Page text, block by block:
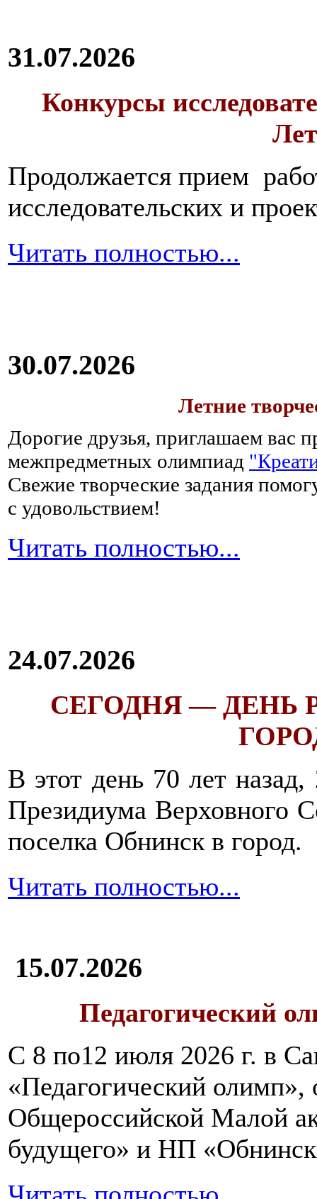
31.07.2026
Конкурсы
Продолжается прием
исследовательских и
Читать полностью...
30.07.2026
Летние
Дорогие друзья, приглашаем вас
межпредметных олимпиад
Свежие творческие задания
с удовольствием!
Читать полностью...
24.07.2026
СЕГОДНЯ — ДЕНЬ
В этот день 70 лет
Президиума Верховного
поселка Обнинск в город.
Читать полностью...
15.07.2026
Педагогический
С 8 по12 июля 2026 г. в
«Педагогический олимп»,
Общероссийской Малой
будущего» и НП